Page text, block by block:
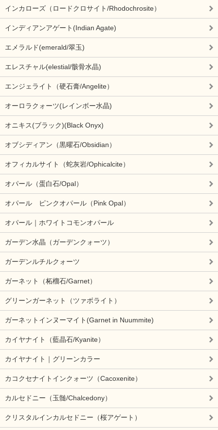
インカローズ（ロードクロサイト/Rhodochrosite）
インディアンアゲート(Indian Agate)
エメラルド(emerald/翠玉)
エレスチャル(elestial/骸骨水晶)
エンジェライト（硬石膏/Angelite）
オーロラクォーツ(レインボー水晶)
オニキス(ブラック)(Black Onyx)
オブシディアン（黒曜石/Obsidian）
オフィカルサイト（蛇灰岩/Ophicalcite）
オパール（蛋白石/Opal）
オパール ピンクオパール（Pink Opal）
オパール｜ホワイトコモンオパール
ガーデン水晶（ガーデンクォーツ）
ガーデンルチルクォーツ
ガーネット（柘榴石/Garnet）
グリーンガーネット（ツァボライト）
ガーネットインヌーマイト(Garnet in Nuummite)
カイヤナイト（藍晶石/Kyanite）
カイヤナイト｜グリーンカラー
カコクセナイトインクォーツ（Cacoxenite）
カルセドニー（玉髄/Chalcedony）
クリスタルインカルセドニー（桜アゲート）